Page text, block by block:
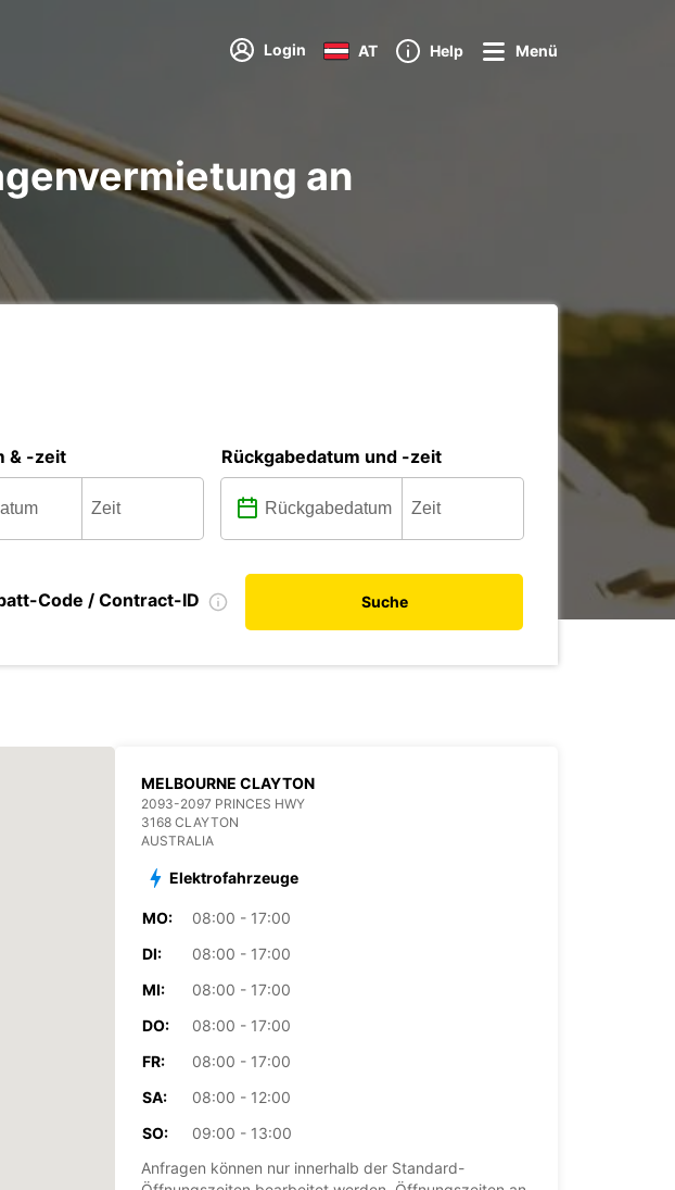
Login AT Help Menü
an
& -zeit Rückgabedatum und -zeit
Code / Contract-ID Suche
MELBOURNE CLAYTON
2093-2097 PRINCES HWY
3168 CLAYTON
AUSTRALIA
Elektrofahrzeuge
MO:
08:00 - 17:00
DI:
08:00 - 17:00
MI:
08:00 - 17:00
DO:
08:00 - 17:00
FR:
08:00 - 17:00
SA:
08:00 - 12:00
SO:
09:00 - 13:00
Anfragen können nur innerhalb der Standard-